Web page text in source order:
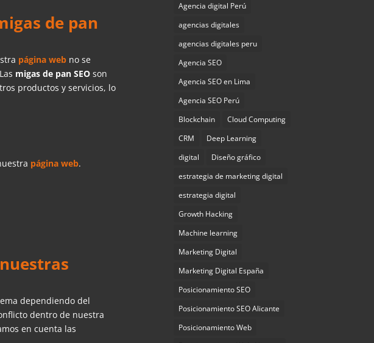
de pan
página web no se
migas de pan SEO son
productos y servicios, lo
página web.
dependiendo del
dentro de nuestra
en cuenta las
Agencia digital Perú
agencias digitales
agencias digitales peru
Agencia SEO
Agencia SEO en Lima
Agencia SEO Perú
Blockchain
Cloud Computing
CRM
Deep Learning
digital
Diseño gráfico
estrategia de marketing digital
estrategia digital
Growth Hacking
Machine learning
Marketing Digital
Marketing Digital España
Posicionamiento SEO
Posicionamiento SEO Alicante
Posicionamiento Web